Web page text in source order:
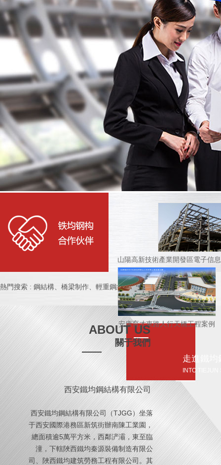
山陽高新技術產業開發區電子信
安康育才東路人行天橋工程案例
熱門搜索 : 鋼結構、橋梁制作、輕重鋼結構
ABOUT US
關于我們
西安鐵均鋼結構有限公司
西安鐵均鋼結構有限公司（TJGG）坐落
于西安國際港務區新筑街辦南陳工業園，
總面積逾5萬平方米，西鄰浐灞，東至臨
潼，下轄陜西鐵均秦源裝備制造有限公
司、陜西鐵均建筑勞務工程有限公司。其
走進鐵均
INTO TIEJUN